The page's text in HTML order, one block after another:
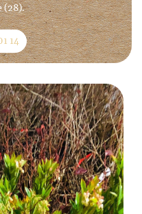
(28).
14